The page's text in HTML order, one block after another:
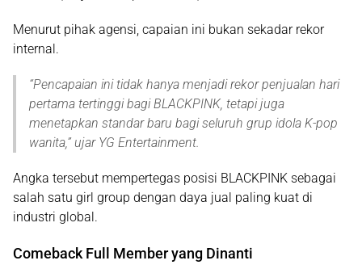
Menurut pihak agensi, capaian ini bukan sekadar rekor
internal.
“Pencapaian ini tidak hanya menjadi rekor penjualan hari
pertama tertinggi bagi BLACKPINK, tetapi juga
menetapkan standar baru bagi seluruh grup idola K-pop
wanita,” ujar YG Entertainment.
Angka tersebut mempertegas posisi BLACKPINK sebagai
salah satu girl group dengan daya jual paling kuat di
industri global.
Comeback Full Member yang Dinanti